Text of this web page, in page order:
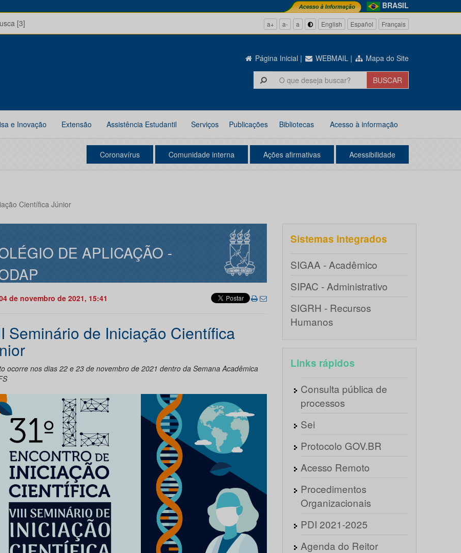
BRASIL
[3] a+ a- a English Español Français
Página Inicial | WEBMAIL | Mapa do Site
e Inovação Extensão Assistência Estudantil Serviços Publicações Bibliotecas Acesso à informação
Coronavírus Comunidade interna Ações afirmativas Acessibilidade
Científica Júnior
DE APLICAÇÃO -
de novembro de 2021, 15:41
Seminário de Iniciação Científica
ocorre nos dias 22 e 23 de novembro de 2021 dentro da Semana Acadêmica
Sistemas integrados
SIGAA - Acadêmico
SIPAC - Administrativo
SIGRH - Recursos
Humanos
Links rápidos
Consulta pública de
processos
Sei
Protocolo GOV.BR
Acesso Remoto
Procedimentos
Organizacionais
PDI 2021-2025
Agenda do Reitor